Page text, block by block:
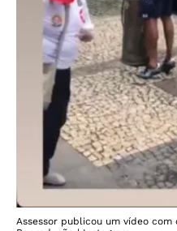
Assessor publicou um vídeo